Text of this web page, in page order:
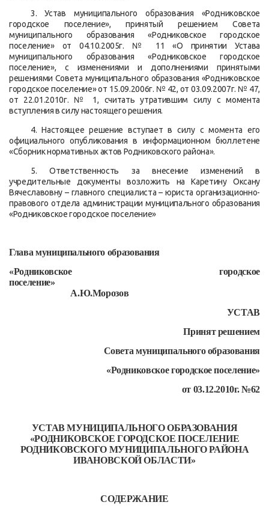
3. Устав муниципального образования «Родниковское
городское поселение», принятый решением Совета
муниципального образования «Родниковское городское
поселение» от 04.10.2005г. № 11 «О принятии Устава
муниципального образования «Родниковское городское
поселение», с изменениями и дополнениями принятыми
решениями Совета муниципального образования «Родниковское
городское поселение» от 15.09.2006г. № 42, от 03.09.2007г. № 47,
от 22.01.2010г. № 1, считать утратившим силу с момента
вступления в силу настоящего решения.
4. Настоящее решение вступает в силу с момента его
официального опубликования в информационном бюллетене
«Сборник нормативных актов Родниковского района».
5. Ответственность за внесение изменений в
учредительные документы возложить на Каретину Оксану
Вячеславовну – главного специалиста – юриста организационно-
правового отдела администрации муниципального образования
«Родниковское городское поселение»
Глава муниципального образования
«Родниковское городское
поселение»
А.Ю.Морозов
УСТАВ
Принят решением
Совета муниципального образования
«Родниковское городское поселение»
от 03.12.2010г. №62
УСТАВ МУНИЦИПАЛЬНОГО ОБРАЗОВАНИЯ
«РОДНИКОВСКОЕ ГОРОДСКОЕ ПОСЕЛЕНИЕ
РОДНИКОВСКОГО МУНИЦИПАЛЬНОГО РАЙОНА
ИВАНОВСКОЙ ОБЛАСТИ»
СОДЕРЖАНИЕ